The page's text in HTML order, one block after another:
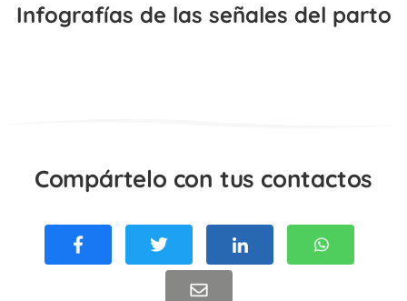
Infografías de las señales del parto
Compártelo con tus contactos